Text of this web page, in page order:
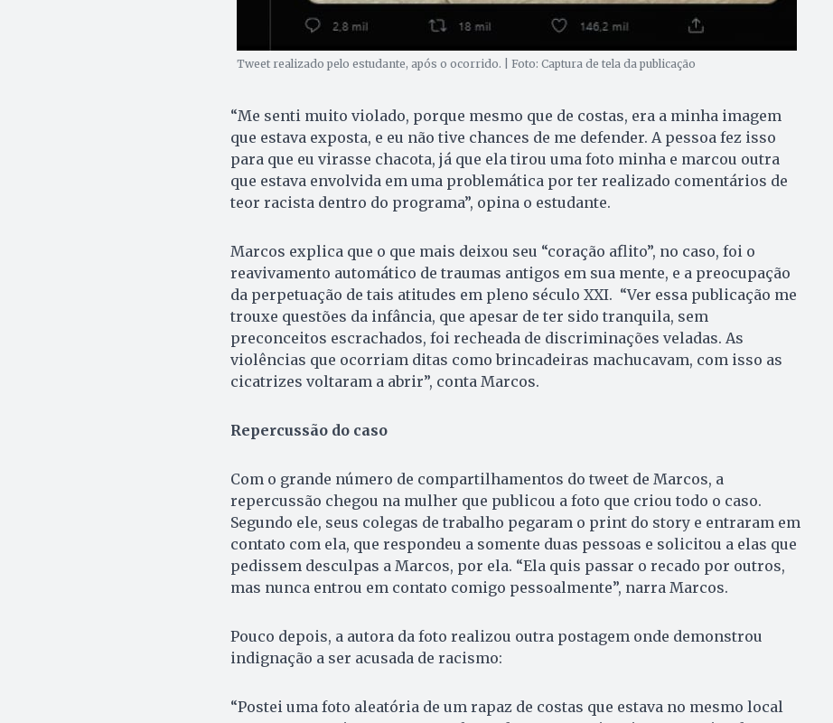
Tweet realizado pelo estudante, após o ocorrido. | Foto: Captura de tela da publicação
“Me senti muito violado, porque mesmo que de costas, era a minha imagem
que estava exposta, e eu não tive chances de me defender. A pessoa fez isso
para que eu virasse chacota, já que ela tirou uma foto minha e marcou outra
que estava envolvida em uma problemática por ter realizado comentários de
teor racista dentro do programa”, opina o estudante.
Marcos explica que o que mais deixou seu “coração aflito”, no caso, foi o
reavivamento automático de traumas antigos em sua mente, e a preocupação
da perpetuação de tais atitudes em pleno século XXI. “Ver essa publicação me
trouxe questões da infância, que apesar de ter sido tranquila, sem
preconceitos escrachados, foi recheada de discriminações veladas. As
violências que ocorriam ditas como brincadeiras machucavam, com isso as
cicatrizes voltaram a abrir”, conta Marcos.
Repercussão do caso
Com o grande número de compartilhamentos do tweet de Marcos, a
repercussão chegou na mulher que publicou a foto que criou todo o caso.
Segundo ele, seus colegas de trabalho pegaram o print do story e entraram em
contato com ela, que respondeu a somente duas pessoas e solicitou a elas que
pedissem desculpas a Marcos, por ela. “Ela quis passar o recado por outros,
mas nunca entrou em contato comigo pessoalmente”, narra Marcos.
Pouco depois, a autora da foto realizou outra postagem onde demonstrou
indignação a ser acusada de racismo:
“Postei uma foto aleatória de um rapaz de costas que estava no mesmo local